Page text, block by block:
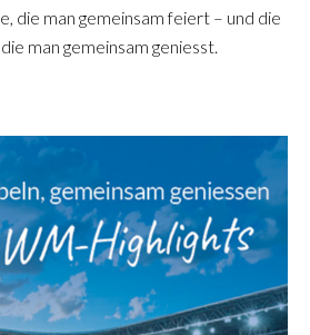
die man gemeinsam feiert – und die
man gemeinsam geniesst.